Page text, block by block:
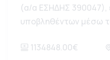
(α/α ΕΣΗΔΗΣ 390047),
υποβληθέντων μέσω
1134848.00€